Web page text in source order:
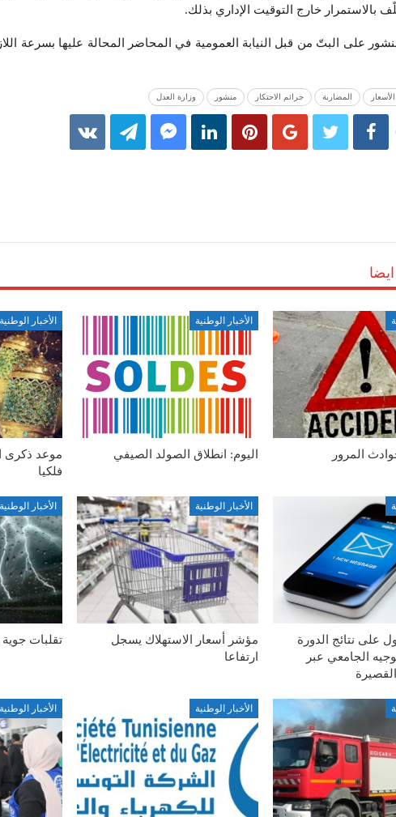
بالاستمرار خارج التوقيت الإداري بذلك.
على البتّ من قبل النيابة العمومية في المحاضر المحالة عليها بسرعة
المضاربة جرائم الاحتكار منشور وزارة العدل
المرور
الأخبار الوطنية
اليوم: انطلاق الصولد الصيفي
الأخبار الوطنية
موعد ذكرى
فلكيا
على نتائج الدورة
الجامعي عبر
الأخبار الوطنية
مؤشر أسعار الاستهلاك يسجل
ارتفاعا
الأخبار الوطنية
تقلبات
الأخبار الوطنية الأخبار الوطنية